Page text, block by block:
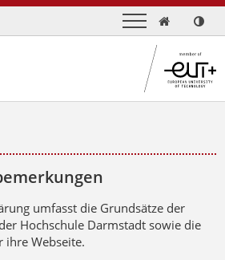

umfasst die Grundsätze der
Hochschule Darmstadt sowie die
ihre Webseite.